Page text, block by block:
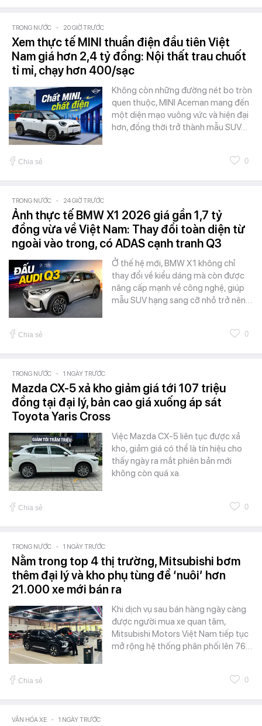
TRONG NƯỚC - 20 GIỜ TRƯỚC
Xem thực tế MINI thuần điện đầu tiên Việt
Nam giá hơn 2,4 tỷ đồng: Nội thất trau chuốt
tỉ mỉ, chạy hơn 400/sạc
Không còn những đường nét bo tròn
quen thuộc, MINI Aceman mang đến
một diện mạo vuông vức và hiện đại
hơn, đồng thời trở thành mẫu SUV…
Chia sẻ 0
TRONG NƯỚC - 24 GIỜ TRƯỚC
Ảnh thực tế BMW X1 2026 giá gần 1,7 tỷ
đồng vừa về Việt Nam: Thay đổi toàn diện từ
ngoài vào trong, có ADAS cạnh tranh Q3
Ở thế hệ mới, BMW X1 không chỉ
thay đổi về kiểu dáng mà còn được
nâng cấp mạnh về công nghệ, giúp
mẫu SUV hạng sang cỡ nhỏ trở nên…
Chia sẻ 0
TRONG NƯỚC - 1 NGÀY TRƯỚC
Mazda CX-5 xả kho giảm giá tới 107 triệu
đồng tại đại lý, bản cao giá xuống áp sát
Toyota Yaris Cross
Việc Mazda CX-5 liên tục được xả
kho, giảm giá có thể là tín hiệu cho
thấy ngày ra mắt phiên bản mới
không còn quá xa.
Chia sẻ 0
TRONG NƯỚC - 1 NGÀY TRƯỚC
Nằm trong top 4 thị trường, Mitsubishi bơm
thêm đại lý và kho phụ tùng để ‘nuôi’ hơn
21.000 xe mới bán ra
Khi dịch vụ sau bán hàng ngày càng
được người mua xe quan tâm,
Mitsubishi Motors Việt Nam tiếp tục
mở rộng hệ thống phân phối lên 76…
Chia sẻ 0
VĂN HÓA XE - 1 NGÀY TRƯỚC